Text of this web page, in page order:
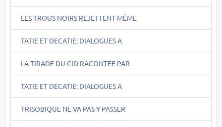
LES TROUS NOIRS REJETTENT MÊME
TATIE ET DECATIE: DIALOGUES A
LA TIRADE DU CID RACONTEE PAR
TATIE ET DECATIE: DIALOGUES A
TRISOBIQUE NE VA PAS Y PASSER